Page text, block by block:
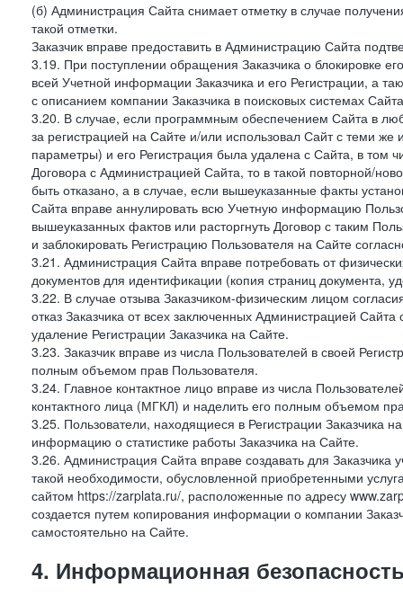
(б) Администрация Сайта снимает отметку в случае
такой отметки.
Заказчик вправе предоставить в Администрацию Сайта
3.19. При поступлении обращения Заказчика о блокировке
всей Учетной информации Заказчика и его Регистрации, а
с описанием компании Заказчика в поисковых системах
3.20. В случае, если программным обеспечением Сайта в
за регистрацией на Сайте и/или использовал Сайт с теми
параметры) и его Регистрация была удалена с Сайта, в том
Договора с Администрацией Сайта, то в такой повторной/
быть отказано, а в случае, если вышеуказанные факты
Сайта вправе аннулировать всю Учетную информацию
вышеуказанных фактов или расторгнуть Договор с таким
и заблокировать Регистрацию Пользователя на Сайте
3.21. Администрация Сайта вправе потребовать от
документов для идентификации (копия страниц документа,
3.22. В случае отзыва Заказчиком-физическим лицом
отказ Заказчика от всех заключенных Администрацией
удаление Регистрации Заказчика на Сайте.
3.23. Заказчик вправе из числа Пользователей в своей
полным объемом прав Пользователя.
3.24. Главное контактное лицо вправе из числа
контактного лица (МГКЛ) и наделить его полным объемом
3.25. Пользователи, находящиеся в Регистрации Заказчика
информацию о статистике работы Заказчика на Сайте.
3.26. Администрация Сайта вправе создавать для
такой необходимости, обусловленной приобретенными
сайтом https://zarplata.ru/, расположенные по адресу
создается путем копирования информации о компании
самостоятельно на Сайте.
4. Информационная